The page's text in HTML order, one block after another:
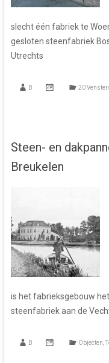
slecht één fabriek te
gesloten steenfabriek
Utrechts
B 20
Steen- en
Breukelen
is het fabrieksgebouw
steenfabriek aan de
B Objecten